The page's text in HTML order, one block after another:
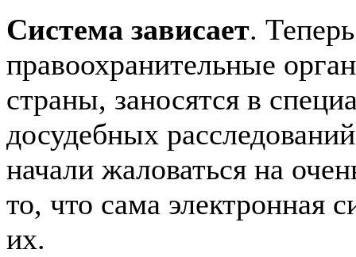
Система зависает.
правоохранительные
страны, заносятся в
досудебных
начали жаловаться на
то, что сама электронная
их.